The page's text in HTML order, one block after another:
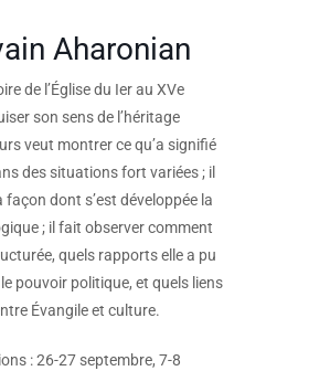
Aharonian
de l’Église du Ier au XVe
son sens de l’héritage
veut montrer ce qu’a signifié
des situations fort variées ; il
façon dont s’est développée la
; il fait observer comment
quels rapports elle a pu
pouvoir politique, et quels liens
Évangile et culture.
: 26-27 septembre, 7-8